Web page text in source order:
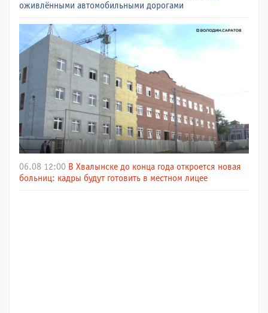
оживлёнными автомобильными дорогами
06.08 12:00 В Хвалынске до конца года откроется новая
больниц: кадры будут готовить в местном лицее